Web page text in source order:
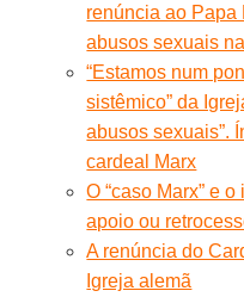
renúncia ao
abusos sexuais
“Estamos num
sistêmico” da
abusos sexuais”.
cardeal Marx
O “caso Marx” e
apoio ou
A renúncia do
Igreja alemã